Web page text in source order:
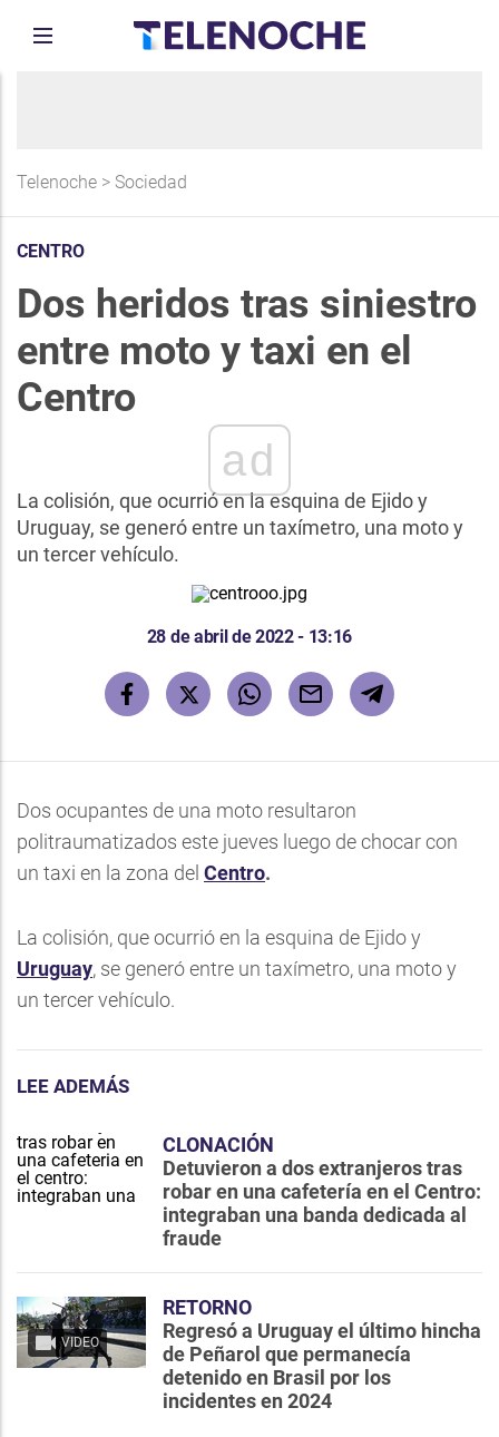
Telenoche > Sociedad
CENTRO
Dos heridos tras siniestro
entre moto y taxi en el
Centro
ad
La colisión, que ocurrió en la esquina de Ejido y
Uruguay, se generó entre un taxímetro, una moto y
un tercer vehículo.
28 de abril de 2022 - 13:16
Dos ocupantes de una moto resultaron
politraumatizados este jueves luego de chocar con
un taxi en la zona del Centro.
La colisión, que ocurrió en la esquina de Ejido y
Uruguay, se generó entre un taxímetro, una moto y
un tercer vehículo.
LEE ADEMÁS
CLONACIÓN
Detuvieron a dos extranjeros tras
robar en una cafetería en el Centro:
integraban una banda dedicada al
fraude
VIDEO
RETORNO
Regresó a Uruguay el último hincha
de Peñarol que permanecía
detenido en Brasil por los
incidentes en 2024